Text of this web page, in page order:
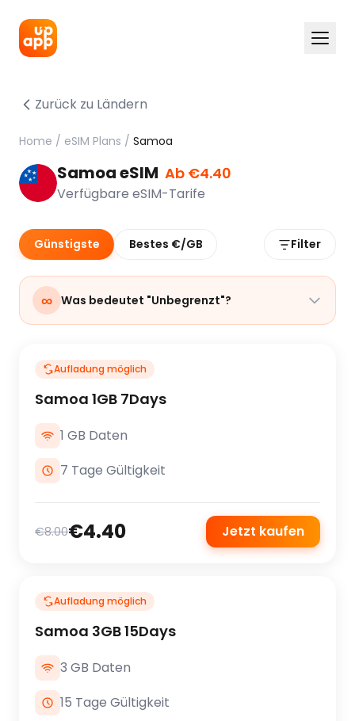
Zurück zu Ländern
Home / eSIM Plans / Samoa
Samoa eSIM Ab €4.40
Verfügbare eSIM-Tarife
Günstigste Bestes €/GB Filter
∞ Was bedeutet "Unbegrenzt"?
Aufladung möglich
Samoa 1GB 7Days
1 GB Daten
7 Tage Gültigkeit
€8.00€4.40 Jetzt kaufen
Aufladung möglich
Samoa 3GB 15Days
3 GB Daten
15 Tage Gültigkeit